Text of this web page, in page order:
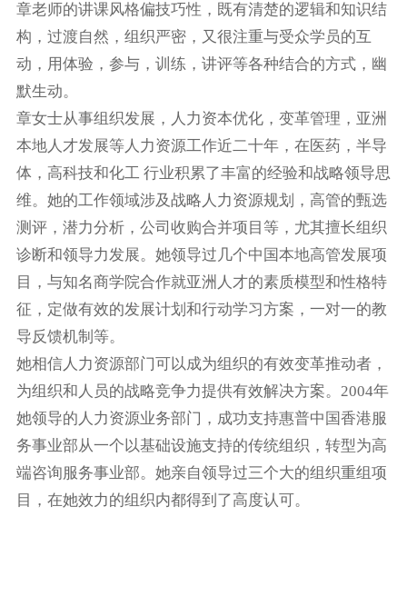
章老师的讲课风格偏技巧性，既有清楚的逻辑和知识结
构，过渡自然，组织严密，又很注重与受众学员的互
动，用体验，参与，训练，讲评等各种结合的方式，幽
默生动。
章女士从事组织发展，人力资本优化，变革管理，亚洲
本地人才发展等人力资源工作近二十年，在医药，半导
体，高科技和化工 行业积累了丰富的经验和战略领导思
维。她的工作领域涉及战略人力资源规划，高管的甄选
测评，潜力分析，公司收购合并项目等，尤其擅长组织
诊断和领导力发展。她领导过几个中国本地高管发展项
目，与知名商学院合作就亚洲人才的素质模型和性格特
征，定做有效的发展计划和行动学习方案，一对一的教
导反馈机制等。
她相信人力资源部门可以成为组织的有效变革推动者，
为组织和人员的战略竞争力提供有效解决方案。2004年
她领导的人力资源业务部门，成功支持惠普中国香港服
务事业部从一个以基础设施支持的传统组织，转型为高
端咨询服务事业部。她亲自领导过三个大的组织重组项
目，在她效力的组织内都得到了高度认可。